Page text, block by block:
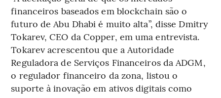
financeiros baseados em blockchain são o
futuro de Abu Dhabi é muito alta”, disse Dmitry
Tokarev, CEO da Copper, em uma entrevista.
Tokarev acrescentou que a Autoridade
Reguladora de Serviços Financeiros da ADGM,
o regulador financeiro da zona, listou o
suporte à inovação em ativos digitais como